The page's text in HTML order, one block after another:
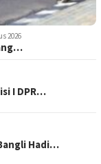
2026
I DPR…
Hadi…